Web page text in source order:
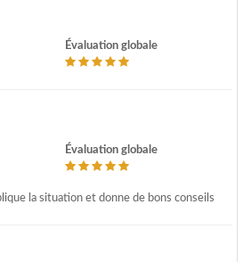
Évaluation globale
Évaluation globale
la situation et donne de bons conseils